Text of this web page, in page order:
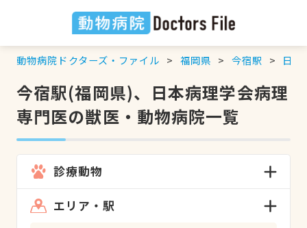
動物病院ドクターズ・ファイル 福岡県 今宿駅 日本
今宿駅(福岡県)、日本病理学会病理
専門医の獣医・動物病院一覧
診療動物
エリア・駅